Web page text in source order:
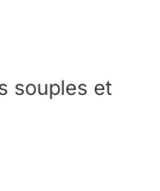
souples et